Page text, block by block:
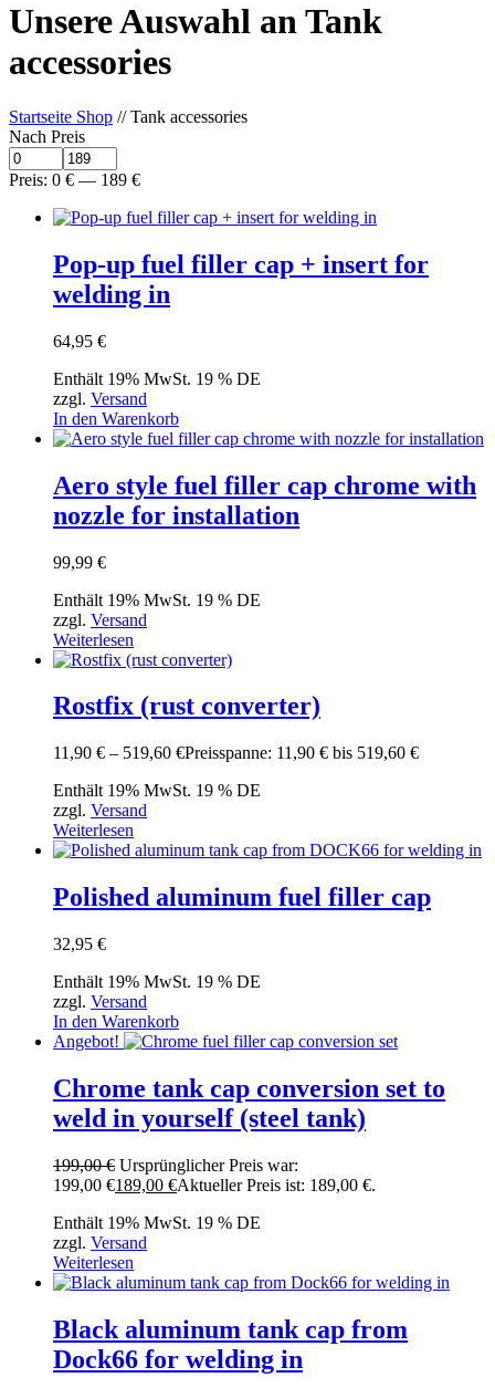
Unsere Auswahl an Tank
accessories
Startseite Shop // Tank accessories
Nach Preis
Preis: 0 € — 189 €
Pop-up fuel filler cap + insert for
welding in
64,95 €
Enthält 19% MwSt. 19 % DE
zzgl. Versand
In den Warenkorb
Aero style fuel filler cap chrome with
nozzle for installation
99,99 €
Enthält 19% MwSt. 19 % DE
zzgl. Versand
Weiterlesen
Rostfix (rust converter)
11,90 € – 519,60 €Preisspanne: 11,90 € bis 519,60 €
Enthält 19% MwSt. 19 % DE
zzgl. Versand
Weiterlesen
Polished aluminum fuel filler cap
32,95 €
Enthält 19% MwSt. 19 % DE
zzgl. Versand
In den Warenkorb
Angebot!
Chrome tank cap conversion set to
weld in yourself (steel tank)
199,00€ Ursprünglicher Preis war:
199,00 €189,00 €Aktueller Preis ist: 189,00 €.
Enthält 19% MwSt. 19 % DE
zzgl. Versand
Weiterlesen
Black aluminum tank cap from
Dock66 for welding in